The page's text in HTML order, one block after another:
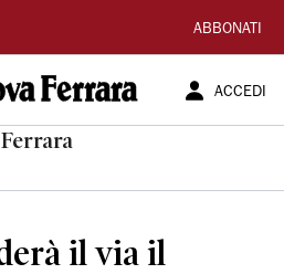
ABBONATI
ACCEDI
Ferrara
il via il